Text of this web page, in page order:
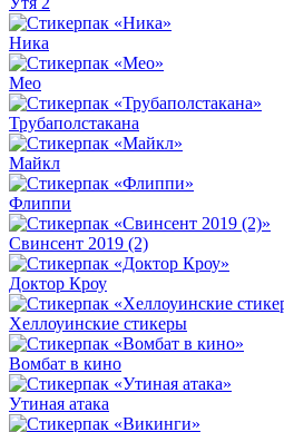
Ника
Мео
Трубаполстакана
Майкл
Флиппи
Свинсент 2019 (2)
Доктор Кроу
Хеллоуинские стикеры
Вомбат в кино
Утиная атака